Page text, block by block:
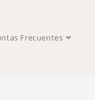
Frecuentes